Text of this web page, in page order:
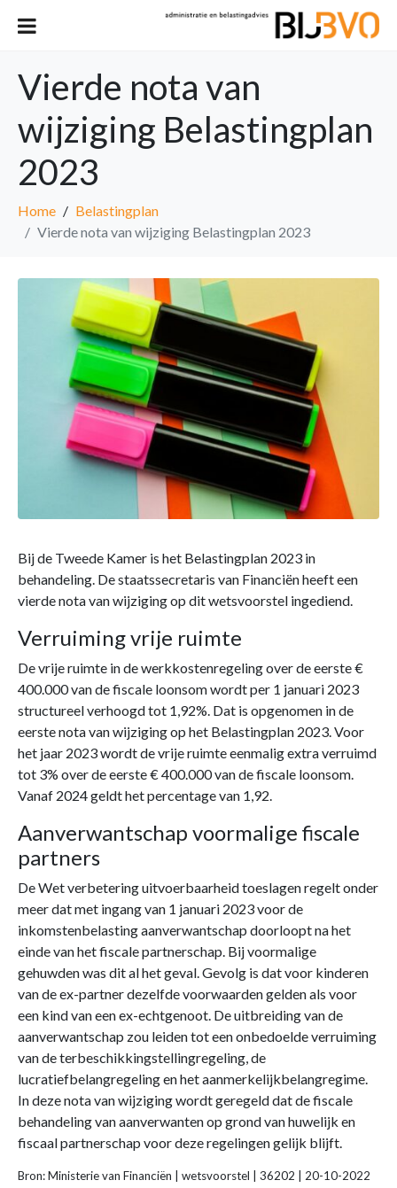
Vierde nota van
wijziging Belastingplan
2023
Home
Belastingplan
Vierde nota van wijziging Belastingplan 2023
Bij de Tweede Kamer is het Belastingplan 2023 in
behandeling. De staatssecretaris van Financiën heeft een
vierde nota van wijziging op dit wetsvoorstel ingediend.
Verruiming vrije ruimte
De vrije ruimte in de werkkostenregeling over de eerste €
400.000 van de fiscale loonsom wordt per 1 januari 2023
structureel verhoogd tot 1,92%. Dat is opgenomen in de
eerste nota van wijziging op het Belastingplan 2023. Voor
het jaar 2023 wordt de vrije ruimte eenmalig extra verruimd
tot 3% over de eerste € 400.000 van de fiscale loonsom.
Vanaf 2024 geldt het percentage van 1,92.
Aanverwantschap voormalige fiscale
partners
De Wet verbetering uitvoerbaarheid toeslagen regelt onder
meer dat met ingang van 1 januari 2023 voor de
inkomstenbelasting aanverwantschap doorloopt na het
einde van het fiscale partnerschap. Bij voormalige
gehuwden was dit al het geval. Gevolg is dat voor kinderen
van de ex-partner dezelfde voorwaarden gelden als voor
een kind van een ex-echtgenoot. De uitbreiding van de
aanverwantschap zou leiden tot een onbedoelde verruiming
van de terbeschikkingstellingregeling, de
lucratiefbelangregeling en het aanmerkelijkbelangregime.
In deze nota van wijziging wordt geregeld dat de fiscale
behandeling van aanverwanten op grond van huwelijk en
fiscaal partnerschap voor deze regelingen gelijk blijft.
Bron: Ministerie van Financiën | wetsvoorstel | 36202 | 20-10-2022